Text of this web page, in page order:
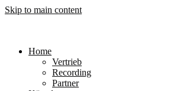
Skip to main content
Home
Vertrieb
Recording
Partner